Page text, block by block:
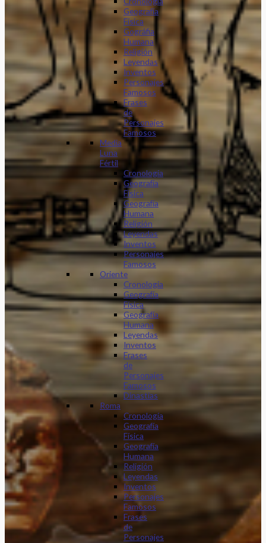
Geografía
Física
Gográfia
Humana
Religión
Leyendas
Inventos
Personajes
Famosos
Frases
de
Personajes
Famosos
Media
Luna
Fértil
Cronología
Geografía
Física
Geografía
Humana
Religión
Leyendas
Inventos
Personajes
Famosos
Oriente
Cronología
Geografía
Física
Geografía
Humana
Leyendas
Inventos
Frases
de
Personajes
Famosos
Dinastias
Roma
Cronología
Geografía
Física
Geografía
Humana
Religión
Leyendas
Inventos
Personajes
Famosos
Frases
de
Personajes